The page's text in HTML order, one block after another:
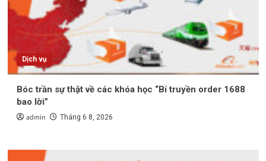
Dịch vụ
Bóc trần sự thật về các khóa học “Bí truyền order 1688
bao lời”
admin Tháng 6 8, 2026